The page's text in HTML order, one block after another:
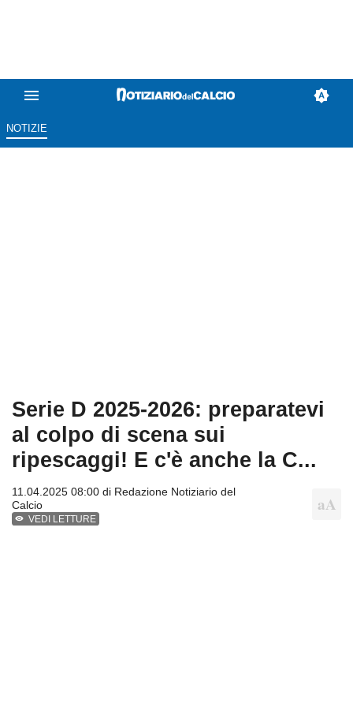
NOTIZIE
Serie D 2025-2026: preparatevi
al colpo di scena sui
ripescaggi! E c'è anche la C...
11.04.2025 08:00 di Redazione Notiziario del
Calcio
VEDI LETTURE